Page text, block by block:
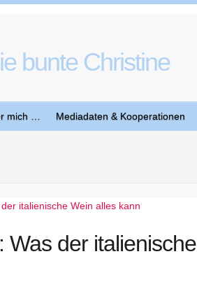
mich … Mediadaten & Kooperationen
Was der italienische